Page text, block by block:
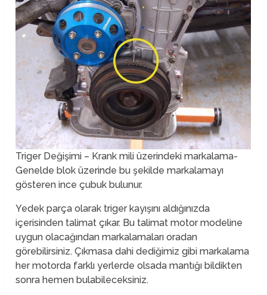
Triger Değişimi – Krank mili üzerindeki markalama-
Genelde blok üzerinde bu şekilde markalamayı
gösteren ince çubuk bulunur.
Yedek parça olarak triger kayışını aldığınızda
içerisinden talimat çıkar. Bu talimat motor modeline
uygun olacağından markalamaları oradan
görebilirsiniz. Çıkmasa dahi dediğimiz gibi markalama
her motorda farklı yerlerde olsada mantığı bildikten
sonra hemen bulabileceksiniz.